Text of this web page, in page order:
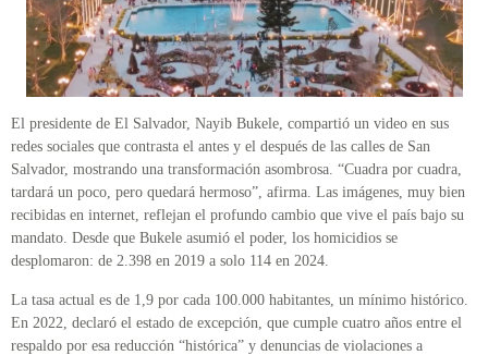
El presidente de El Salvador, Nayib Bukele, compartió un video en sus
redes sociales que contrasta el antes y el después de las calles de San
Salvador, mostrando una transformación asombrosa. “Cuadra por cuadra,
tardará un poco, pero quedará hermoso”, afirma. Las imágenes, muy bien
recibidas en internet, reflejan el profundo cambio que vive el país bajo su
mandato. Desde que Bukele asumió el poder, los homicidios se
desplomaron: de 2.398 en 2019 a solo 114 en 2024.
La tasa actual es de 1,9 por cada 100.000 habitantes, un mínimo histórico.
En 2022, declaró el estado de excepción, que cumple cuatro años entre el
respaldo por esa reducción “histórica” y denuncias de violaciones a